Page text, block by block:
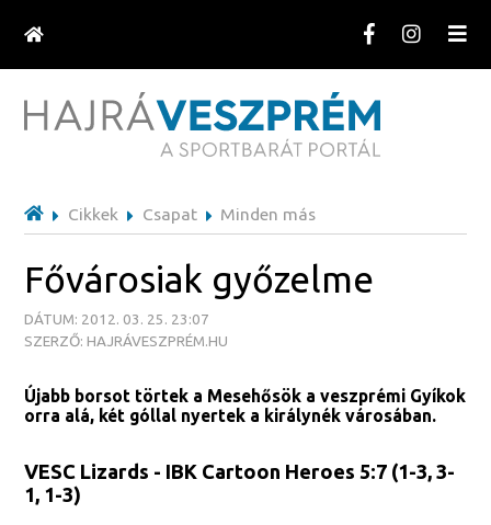
Cikkek Csapat Minden más
Fővárosiak győzelme
DÁTUM: 2012. 03. 25. 23:07
SZERZŐ: HAJRÁVESZPRÉM.HU
Újabb borsot törtek a Mesehősök a veszprémi Gyíkok
orra alá, két góllal nyertek a királynék városában.
VESC Lizards - IBK Cartoon Heroes 5:7 (1-3, 3-
1, 1-3)